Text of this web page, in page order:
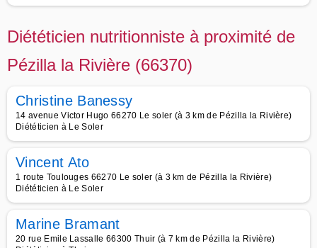
Diététicien nutritionniste à proximité de
Pézilla la Rivière (66370)
Christine Banessy
14 avenue Victor Hugo 66270 Le soler (à 3 km de Pézilla la Rivière)
Diététicien à Le Soler
Vincent Ato
1 route Toulouges 66270 Le soler (à 3 km de Pézilla la Rivière)
Diététicien à Le Soler
Marine Bramant
20 rue Emile Lassalle 66300 Thuir (à 7 km de Pézilla la Rivière)